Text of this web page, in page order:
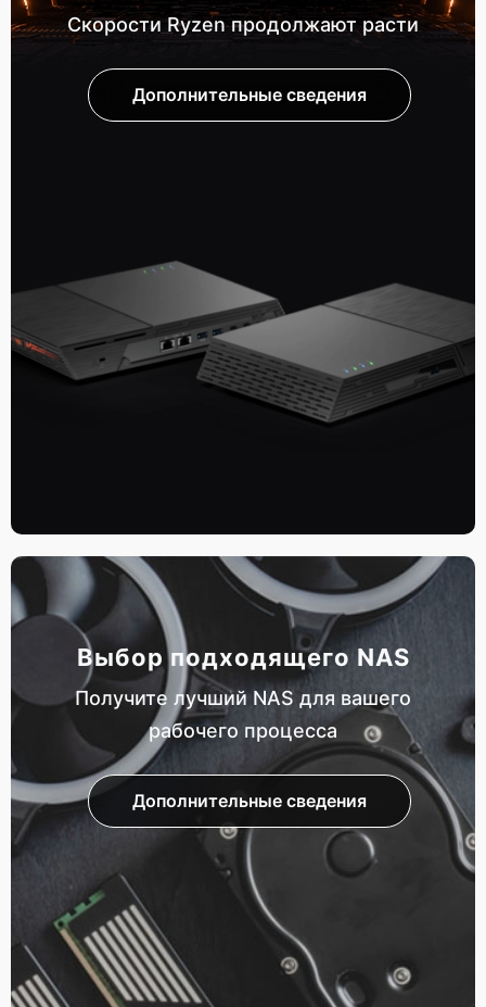
Скорости Ryzen продолжают расти
Дополнительные сведения
Выбор подходящего NAS
Получите лучший NAS для вашего
рабочего процесса
Дополнительные сведения